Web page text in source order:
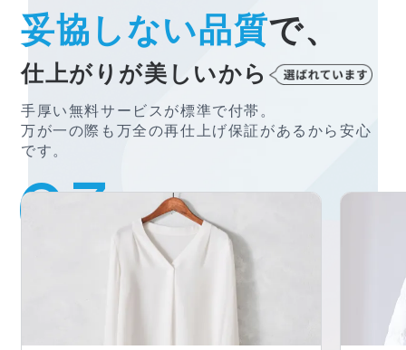
妥協しない品質で、
仕上がりが美しいから
手厚い無料サービスが標準で付帯。
万が一の際も万全の再仕上げ保証があるから安心
です。